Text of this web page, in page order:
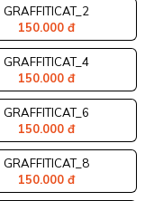
GRAFFITICAT_2
150.000 đ
GRAFFITICAT_4
150.000 đ
GRAFFITICAT_6
150.000 đ
GRAFFITICAT_8
150.000 đ